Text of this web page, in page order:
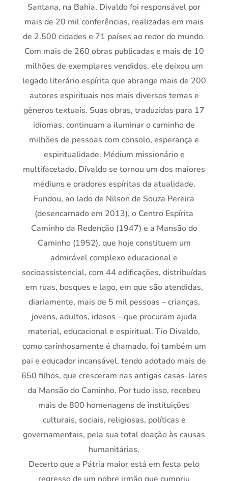
Santana, na Bahia, Divaldo foi responsável por
mais de 20 mil conferências, realizadas em mais
de 2.500 cidades e 71 países ao redor do mundo.
Com mais de 260 obras publicadas e mais de 10
milhões de exemplares vendidos, ele deixou um
legado literário espírita que abrange mais de 200
autores espirituais nos mais diversos temas e
gêneros textuais. Suas obras, traduzidas para 17
idiomas, continuam a iluminar o caminho de
milhões de pessoas com consolo, esperança e
espiritualidade. Médium missionário e
multifacetado, Divaldo se tornou um dos maiores
médiuns e oradores espíritas da atualidade.
Fundou, ao lado de Nilson de Souza Pereira
(desencarnado em 2013), o Centro Espírita
Caminho da Redenção (1947) e a Mansão do
Caminho (1952), que hoje constituem um
admirável complexo educacional e
socioassistencial, com 44 edificações, distribuídas
em ruas, bosques e lago, em que são atendidas,
diariamente, mais de 5 mil pessoas – crianças,
jovens, adultos, idosos – que procuram ajuda
material, educacional e espiritual. Tio Divaldo,
como carinhosamente é chamado, foi também um
pai e educador incansável, tendo adotado mais de
650 filhos, que cresceram nas antigas casas-lares
da Mansão do Caminho. Por tudo isso, recebeu
mais de 800 homenagens de instituições
culturais, sociais, religiosas, políticas e
governamentais, pela sua total doação às causas
humanitárias.
Decerto que a Pátria maior está em festa pelo